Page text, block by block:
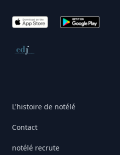
App Store Google Play
Conseil de déontologie
L'histoire de notélé
Contact
notélé recrute